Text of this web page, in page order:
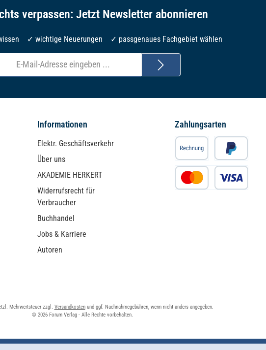
verpassen: Jetzt Newsletter abonnieren
✓ wichtige Neuerungen ✓ passgenaues Fachgebiet wählen
Informationen
Elektr. Geschäftsverkehr
Über uns
AKADEMIE HERKERT
Widerrufsrecht für
Verbraucher
Buchhandel
Jobs & Karriere
Autoren
Zahlungsarten
Mehrwertsteuer zzgl. Versandkostenund ggf. Nachnahmegebühren, wenn nicht anders angegeben.
© 2026 Forum Verlag - Alle Rechte vorbehalten.